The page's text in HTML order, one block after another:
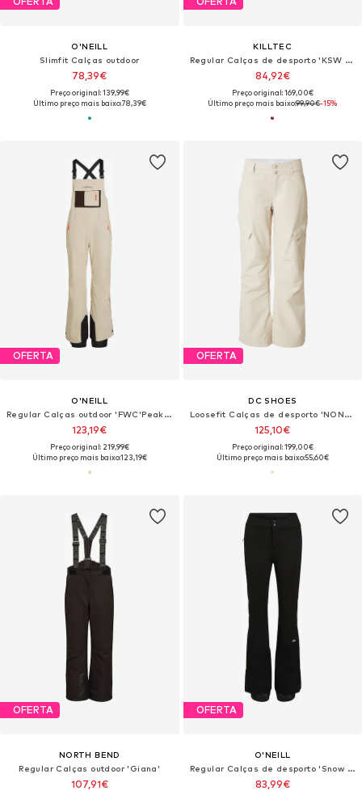
O'NEILL
Slimfit Calças outdoor
78,39€
Preço original: 139,99€
Último preço mais baixo:78,39€
KILLTEC
Regular Calças de desporto 'KSW 311'
84,92€
Preço original: 169,00€
Último preço mais baixo:99,90€-15%
OFERTA
O'NEILL
Regular Calças outdoor 'FWC'Peak Bib'
123,19€
Preço original: 219,99€
Último preço mais baixo:123,19€
OFERTA
DC SHOES
Loosefit Calças de desporto 'NONCHALANT'
125,10€
Preço original: 199,00€
Último preço mais baixo:55,60€
OFERTA
NORTH BEND
Regular Calças outdoor 'Giana'
107,91€
OFERTA
O'NEILL
Regular Calças de desporto 'Snow - Fwc'cruz'
83,99€